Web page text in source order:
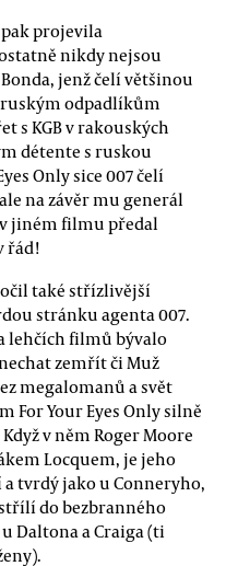
projevila
nikdy nejsou
jenž čelí většinou
odpadlíkům
s KGB v rakouských
détente s ruskou
Only sice 007 čelí
na závěr mu generál
jiném filmu předal
řád!
také střízlivější
stránku agenta 007.
lehčích filmů bývalo
zemřít či Muž
megalomanů a svět
Your Eyes Only silně
v něm Roger Moore
Locquem, je jeho
tvrdý jako u Conneryho,
do bezbranného
Daltona a Craiga (ti